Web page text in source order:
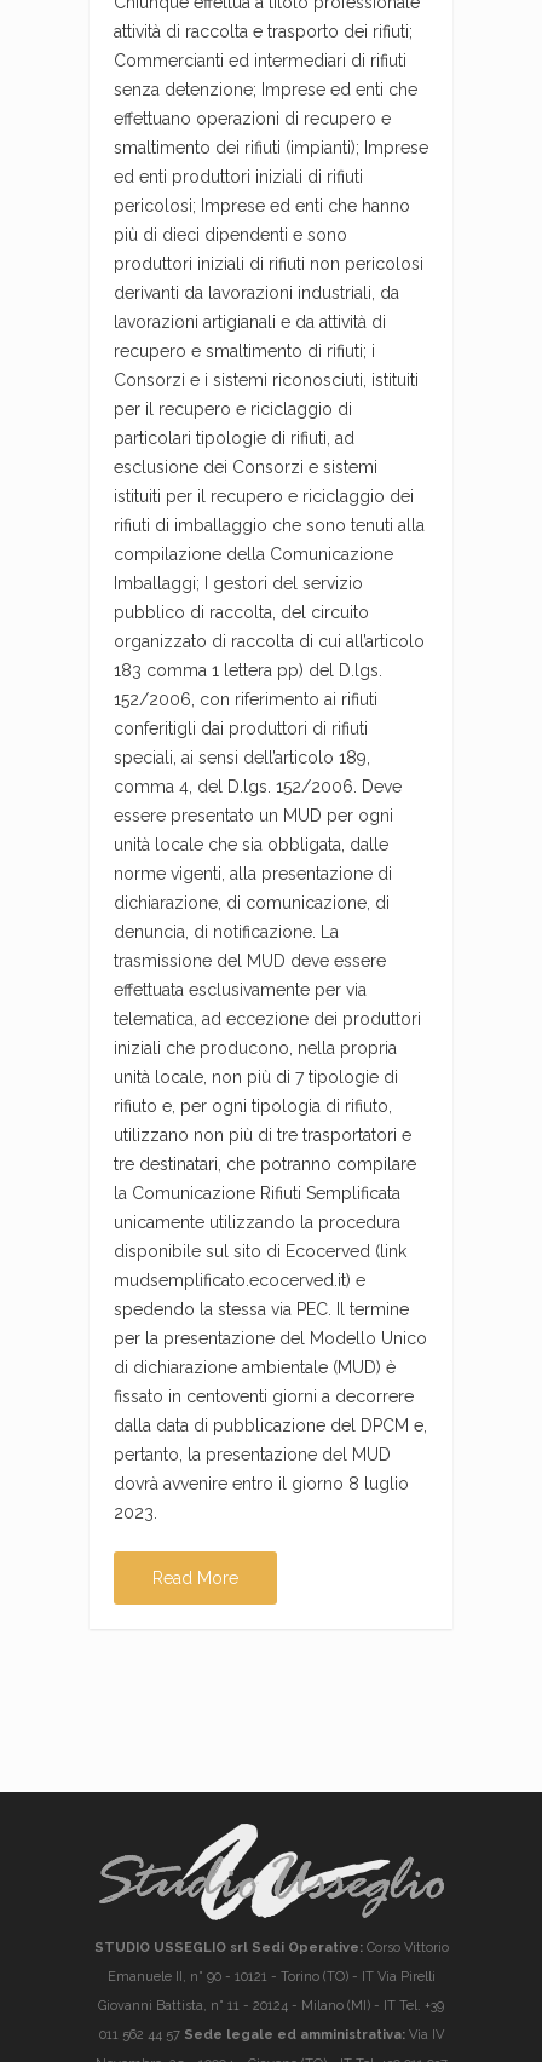
attività di raccolta e trasporto dei rifiuti;
Commercianti ed intermediari di rifiuti
senza detenzione; Imprese ed enti che
effettuano operazioni di recupero e
smaltimento dei rifiuti (impianti); Imprese
ed enti produttori iniziali di rifiuti
pericolosi; Imprese ed enti che hanno
più di dieci dipendenti e sono
produttori iniziali di rifiuti non pericolosi
derivanti da lavorazioni industriali, da
lavorazioni artigianali e da attività di
recupero e smaltimento di rifiuti; i
Consorzi e i sistemi riconosciuti, istituiti
per il recupero e riciclaggio di
particolari tipologie di rifiuti, ad
esclusione dei Consorzi e sistemi
istituiti per il recupero e riciclaggio dei
rifiuti di imballaggio che sono tenuti alla
compilazione della Comunicazione
Imballaggi; I gestori del servizio
pubblico di raccolta, del circuito
organizzato di raccolta di cui all’articolo
183 comma 1 lettera pp) del D.lgs.
152/2006, con riferimento ai rifiuti
conferitigli dai produttori di rifiuti
speciali, ai sensi dell’articolo 189,
comma 4, del D.lgs. 152/2006. Deve
essere presentato un MUD per ogni
unità locale che sia obbligata, dalle
norme vigenti, alla presentazione di
dichiarazione, di comunicazione, di
denuncia, di notificazione. La
trasmissione del MUD deve essere
effettuata esclusivamente per via
telematica, ad eccezione dei produttori
iniziali che producono, nella propria
unità locale, non più di 7 tipologie di
rifiuto e, per ogni tipologia di rifiuto,
utilizzano non più di tre trasportatori e
tre destinatari, che potranno compilare
la Comunicazione Rifiuti Semplificata
unicamente utilizzando la procedura
disponibile sul sito di Ecocerved (link
mudsemplificato.ecocerved.it) e
spedendo la stessa via PEC. Il termine
per la presentazione del Modello Unico
di dichiarazione ambientale (MUD) è
fissato in centoventi giorni a decorrere
dalla data di pubblicazione del DPCM e,
pertanto, la presentazione del MUD
dovrà avvenire entro il giorno 8 luglio
2023.
Read More
STUDIO USSEGLIO srl Sedi Operative:Corso Vittorio
Emanuele II, n° 90 - 10121 - Torino (TO) - IT Via Pirelli
Giovanni Battista, n° 11 - 20124 - Milano (MI) - IT Tel. +39
011 562 44 57 Sede legale ed amministrativa:Via IV